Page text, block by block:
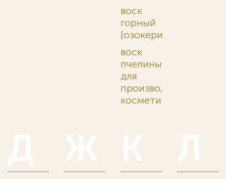
воск
горный
[озокерит]
воск
пчелиный
для
производства
косметики